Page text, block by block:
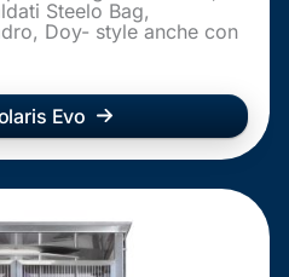
Steelo Bag,
Doy- style anche con
Evo